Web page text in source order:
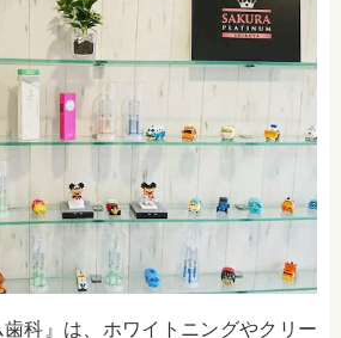
歯科』は、ホワイトニングやクリー